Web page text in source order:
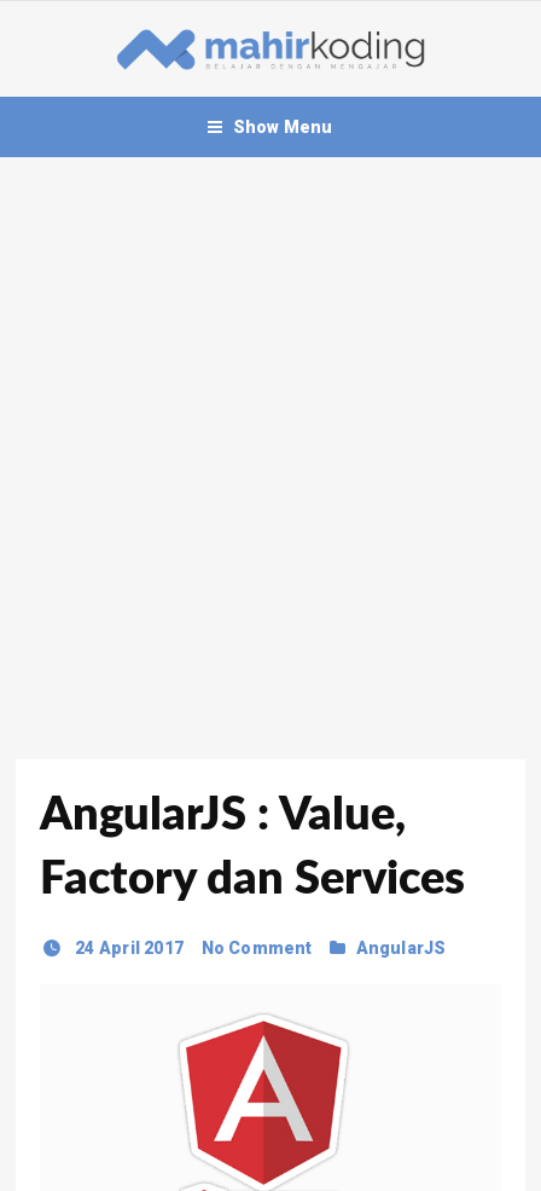
Show Menu
AngularJS : Value,
Factory dan Services
24 April 2017 No Comment AngularJS